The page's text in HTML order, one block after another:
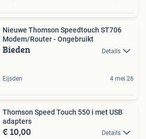
Nieuwe Thomson Speedtouch ST706
Modem/Router - Ongebruikt
Bieden Details
Eijsden 4 mei 26
Thomson Speed Touch 550 i met USB
adapters
€ 10,00 Details